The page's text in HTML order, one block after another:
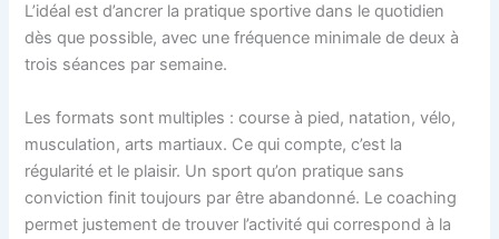
L’idéal est d’ancrer la pratique sportive dans le quotidien
dès que possible, avec une fréquence minimale de deux à
trois séances par semaine.
Les formats sont multiples : course à pied, natation, vélo,
musculation, arts martiaux. Ce qui compte, c’est la
régularité et le plaisir. Un sport qu’on pratique sans
conviction finit toujours par être abandonné. Le coaching
permet justement de trouver l’activité qui correspond à la